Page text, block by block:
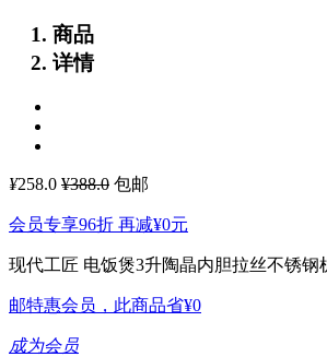
商品
详情
¥258.0 ¥388.0 包邮
会员专享96折 再减¥0元
现代工匠 电饭煲3升陶晶内胆拉丝不锈钢
邮特惠会员，此商品省¥0
成为会员